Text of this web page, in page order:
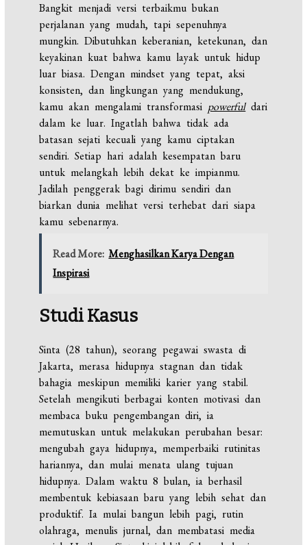
Bangkit menjadi versi terbaikmu bukan
perjalanan yang mudah, tapi sepenuhnya
mungkin. Dibutuhkan keberanian, ketekunan, dan
keyakinan kuat bahwa kamu layak untuk hidup
luar biasa. Dengan mindset yang tepat, aksi
konsisten, dan lingkungan yang mendukung,
kamu akan mengalami transformasi powerfuldari
dalam ke luar. Ingatlah bahwa tidak ada
batasan sejati kecuali yang kamu ciptakan
sendiri. Setiap hari adalah kesempatan baru
untuk melangkah lebih dekat ke impianmu.
Jadilah penggerak bagi dirimu sendiri dan
biarkan dunia melihat versi terhebat dari siapa
kamu sebenarnya.
Read More: Menghasilkan Karya Dengan
Inspirasi
Studi Kasus
Sinta (28 tahun), seorang pegawai swasta di
Jakarta, merasa hidupnya stagnan dan tidak
bahagia meskipun memiliki karier yang stabil.
Setelah mengikuti berbagai konten motivasi dan
membaca buku pengembangan diri, ia
memutuskan untuk melakukan perubahan besar:
mengubah gaya hidupnya, memperbaiki rutinitas
hariannya, dan mulai menata ulang tujuan
hidupnya. Dalam waktu 8 bulan, ia berhasil
membentuk kebiasaan baru yang lebih sehat dan
produktif. Ia mulai bangun lebih pagi, rutin
olahraga, menulis jurnal, dan membatasi media